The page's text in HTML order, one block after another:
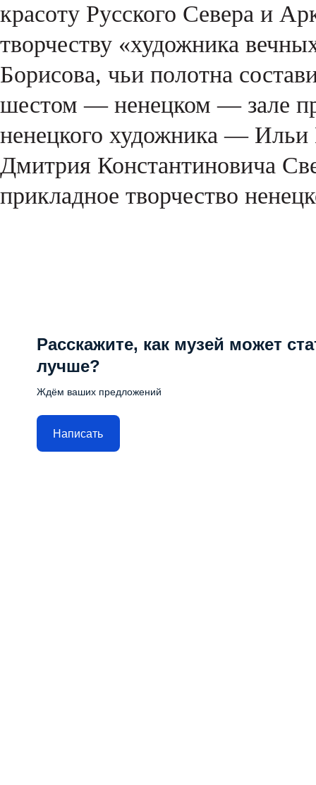
красоту Русского Севера и
творчеству «художника
Борисова, чьи полотна
шестом — ненецком — зале
ненецкого художника —
Дмитрия Константиновича
прикладное творчество
Расскажите, как музей может
лучше?
Ждём ваших предложений
Написать